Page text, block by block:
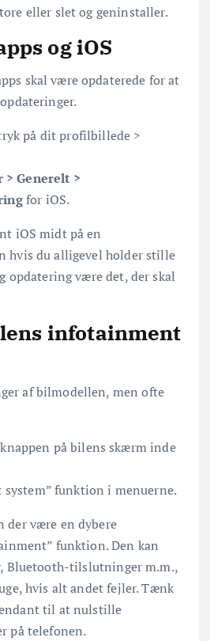
eller slet og geninstaller.
og iOS
skal være opdaterede for at
på dit profilbillede >
Generelt >
for iOS.
iOS midt på en
hvis du alligevel holder stille
opdatering være det, der skal
infotainment
af bilmodellen, men ofte
på bilens skærm inde
system” funktion i menuerne.
der være en dybere
funktion. Den kan
Bluetooth-tilslutninger m.m.,
hvis alt andet fejler. Tænk
til at nulstille
på telefonen.